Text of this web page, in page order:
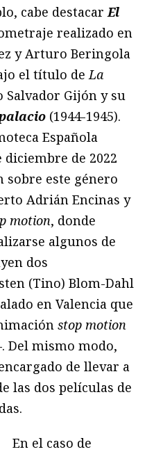
cabe destacar El
realizado en
y Arturo Beringola
el título de La
Salvador Gijón y su
(1944-1945).
Española
diciembre de 2022
sobre este género
Adrián Encinas y
motion, donde
algunos de
dos
(Tino) Blom-Dahl
en Valencia que
stop motion
Del mismo modo,
de llevar a
las dos películas de
En el caso de